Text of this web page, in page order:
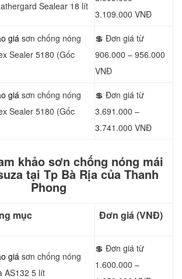
Sealear 18 lít
3.109.000 VNĐ
giá sơn chống nóng
Sealer 5180 (Gốc
💲 Đơn giá từ
906.000 – 956.000
VNĐ
giá sơn chống nóng
Sealer 5180 (Gốc
💲 Đơn giá từ
3.691.000 –
3.741.000 VNĐ
khảo sơn chống nóng mái
tại Tp Bà Rịa của Thanh
Phong
mục Đơn giá (VNĐ)
giá sơn chống nóng
AS132 5 lít
💲 Đơn giá từ
1.600.000 –